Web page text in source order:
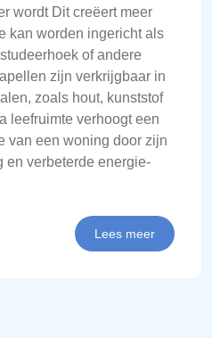
wordt Dit creëert meer
kan worden ingericht als
of andere
zijn verkrijgbaar in
zoals hout, kunststof
leefruimte verhoogt een
van een woning door zijn
en verbeterde energie-
Lees meer